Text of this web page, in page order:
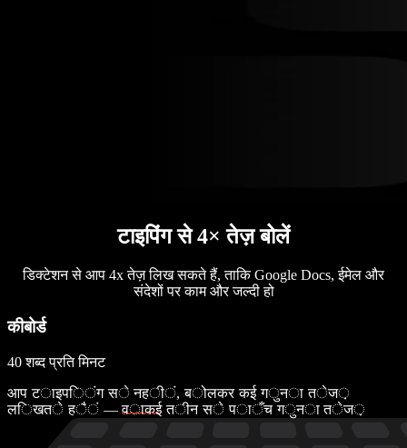
टाइपिंग से 4× तेज़ बोलें
डिक्टेशन से आप 4x तेज़ लिख सकते हैं, ताकि Google Docs, ईमेल और
संदेशों पर काम और जल्दी हो
कीबोर्ड
40 शब्द प्रति मिनट
आप टाइपिंग से नहीं, बोलकर कई गुना तेज़
लिखते हैं — वाकई तीन से पाँच गुना तेज़